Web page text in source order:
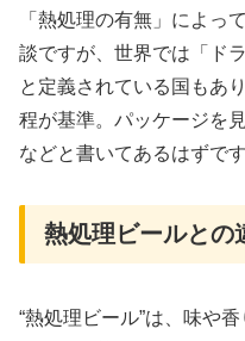
「熱処理の有無」によっ
談ですが、世界では「ド
と定義されている国もあ
程が基準。パッケージを
などと書いてあるはずです
熱処理ビールとの
“熱処理ビール”は、味や